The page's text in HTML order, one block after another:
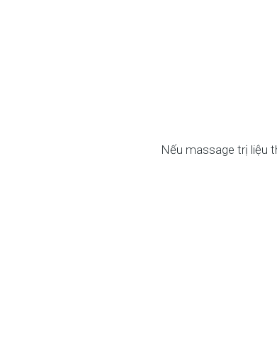
Nếu massage trị liệu